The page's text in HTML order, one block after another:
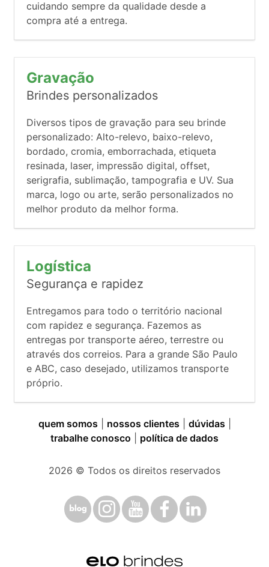
cuidando sempre da qualidade desde a
compra até a entrega.
Gravação
Brindes personalizados
Diversos tipos de gravação para seu brinde
personalizado: Alto-relevo, baixo-relevo,
bordado, cromia, emborrachada, etiqueta
resinada, laser, impressão digital, offset,
serigrafia, sublimação, tampografia e UV. Sua
marca, logo ou arte, serão personalizados no
melhor produto da melhor forma.
Logística
Segurança e rapidez
Entregamos para todo o território nacional
com rapidez e segurança. Fazemos as
entregas por transporte aéreo, terrestre ou
através dos correios. Para a grande São Paulo
e ABC, caso desejado, utilizamos transporte
próprio.
quem somos nossos clientes dúvidas
trabalhe conosco
política de dados
2026 © Todos os direitos reservados